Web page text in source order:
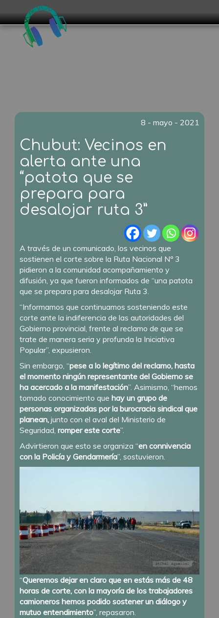
8 - mayo - 2021
Chubut: Vecinos en
alerta ante una
“patota que se
prepara para
desalojar ruta 3”
A través de un comunicado, los vecinos que
sostienen el corte sobre la Ruta Nacional Nº 3
pidieron a la comunidad acompañamiento y
difusión, ya que fueron informados de “una patota
que se prepara para desalojar Ruta 3.
“Informamos que continuamos sosteniendo este
corte ante la indiferencia de las autoridades del
Gobierno provincial, frente al reclamo de que se
trate de manera seria y profunda la Iniciativa
Popular”, expusieron.
Sin embargo, “pese a lo legítimo del reclamo, hasta
el momento ningún representante del Gobierno se
ha acercado a la manifestación”. Asimismo, “hemos
tomado conocimiento que hay un grupo de
personas organizadas por la burocracia sindical que
planean, junto con el aval del Ministerio de
Seguridad, romper este corte”.
Advirtieron que esto se organiza “en connivencia
con la Policía y Gendarmería”, sostuvieron.
“Queremos dejar en claro que en estás más de 48
horas de corte, con la mayoría de los trabajadores
camioneros hemos podido sostener un diálogo y
mutuo entendimiento”, repasaron.